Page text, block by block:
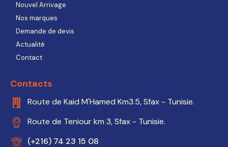
Nouvel Arrivage
Nos marques
Demande de devis
Actualité
Contact
Contacts
Route de Kaid M'Hamed Km3.5, Sfax - Tunisie.
Route de Teniour km 3, Sfax - Tunisie.
(+216) 74 23 15 08